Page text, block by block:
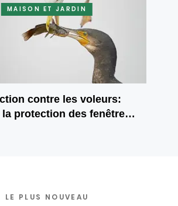
MAISON ET JARDIN
contre les voleurs:
la protection des fenêtres,
LE PLUS NOUVEAU